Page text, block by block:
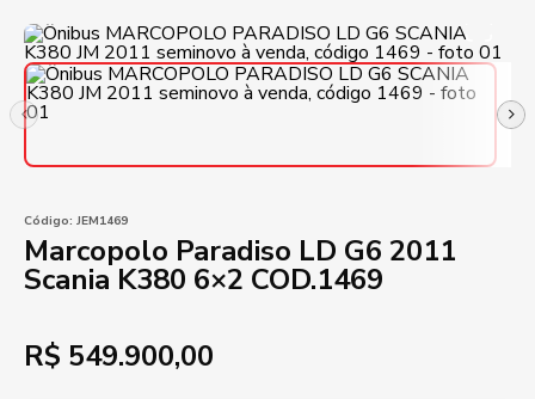
Código: JEM1469
Marcopolo Paradiso LD G6 2011
Scania K380 6×2 COD.1469
R$ 549.900,00